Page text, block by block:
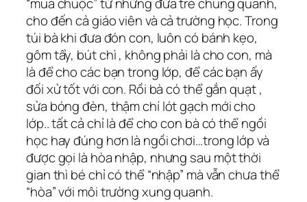
“mua chuộc” từ những đứa trẻ chung quanh,
cho đến cả giáo viên và cả trường học. Trong
túi bà khi đưa đón con, luôn có bánh kẹo,
gôm tẩy, bút chì , không phải là cho con, mà
là để cho các bạn trong lớp, để các bạn ấy
đối xử tốt với con. Rồi bà có thể gắn quạt ,
sửa bóng đèn, thậm chí lót gạch mới cho
lớp.. tất cả chỉ là để cho con bà có thể ngồi
học hay đúng hơn là ngồi chơi…trong lớp và
được gọi là hòa nhập, nhưng sau một thời
gian thì bé chỉ có thể “nhập” mà vẫn chưa thể
“hòa” với môi trường xung quanh.